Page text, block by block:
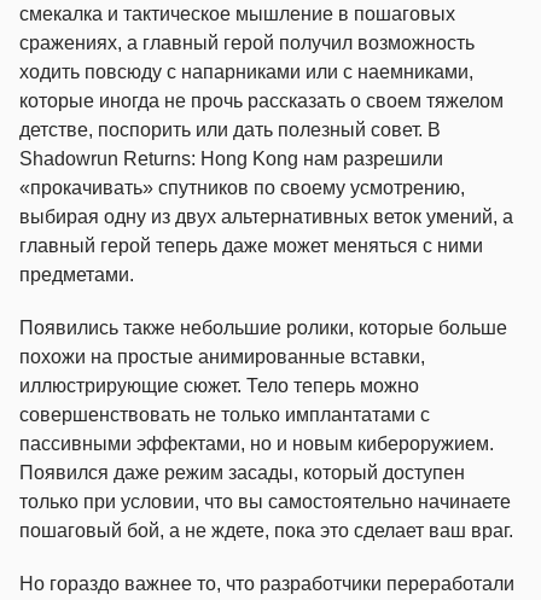
смекалка и тактическое мышление в пошаговых
сражениях, а главный герой получил возможность
ходить повсюду с напарниками или с наемниками,
которые иногда не прочь рассказать о своем тяжелом
детстве, поспорить или дать полезный совет. В
Shadowrun Returns: Hong Kong нам разрешили
«прокачивать» спутников по своему усмотрению,
выбирая одну из двух альтернативных веток умений, а
главный герой теперь даже может меняться с ними
предметами.
Появились также небольшие ролики, которые больше
похожи на простые анимированные вставки,
иллюстрирующие сюжет. Тело теперь можно
совершенствовать не только имплантатами с
пассивными эффектами, но и новым кибероружием.
Появился даже режим засады, который доступен
только при условии, что вы самостоятельно начинаете
пошаговый бой, а не ждете, пока это сделает ваш враг.
Но гораздо важнее то, что разработчики переработали